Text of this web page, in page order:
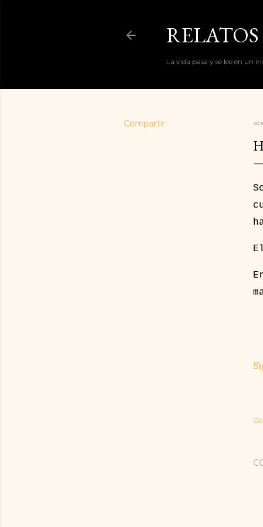
La vida pasa y se lee en un
Compartir